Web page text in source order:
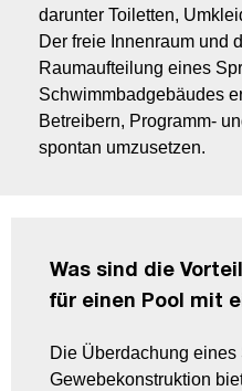
darunter Toiletten,
Der freie Innenraum und
Raumaufteilung eines
Schwimmbadgebäudes
Betreibern, Programm-
spontan umzusetzen.
Was sind die
für einen Pool mit
Die Überdachung
Gewebekonstruktion